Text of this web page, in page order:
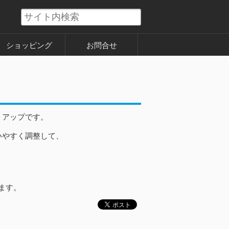
ショッピング お問合せ
ップです。
すく調整して、
。